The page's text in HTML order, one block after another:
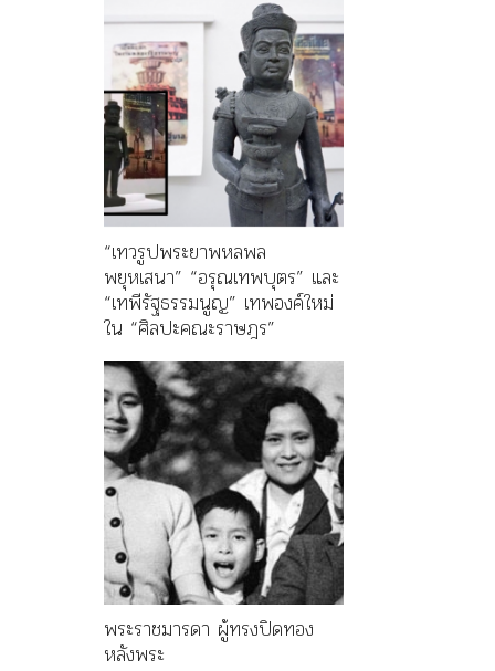
“เทวรูปพระยาพหลพล
พยุหเสนา” “อรุณเทพบุตร” และ
“เทพีรัฐธรรมนูญ” เทพองค์ใหม่
ใน “ศิลปะคณะราษฎร”
พระราชมารดา ผู้ทรงปิดทอง
หลังพระ